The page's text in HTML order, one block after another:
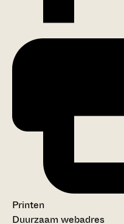
Printen
Duurzaam webadres